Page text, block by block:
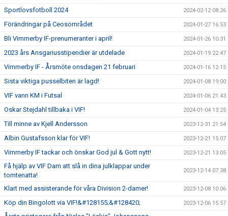
Sportlovsfotboll 2024 2024-02-12 08:26
Förändringar på Ceosområdet 2024-01-27 16:53
Bli Vimmerby IF-prenumeranter i april! 2024-01-26 10:31
2023 års Ansgariusstipendier är utdelade 2024-01-19 22:47
Vimmerby IF - Årsmöte onsdagen 21 februari 2024-01-16 12:15
Sista viktiga pusselbiten är lagd! 2024-01-08 19:00
VIF vann KM i Futsal 2024-01-06 21:43
Oskar Stejdahl tillbaka i VIF! 2024-01-04 13:25
Till minne av Kjell Andersson 2023-12-31 21:54
Albin Gustafsson klar för VIF! 2023-12-21 15:07
Vimmerby IF tackar och önskar God jul & Gott nytt! 2023-12-21 13:05
Få hjälp av VIF Dam att slå in dina julklappar under
tomtenatta!
2023-12-14 07:38
Klart med assisterande för våra Division 2-damer! 2023-12-08 10:06
Köp din Bingolott via VIF!&#128155;&#128420; 2023-12-06 15:57